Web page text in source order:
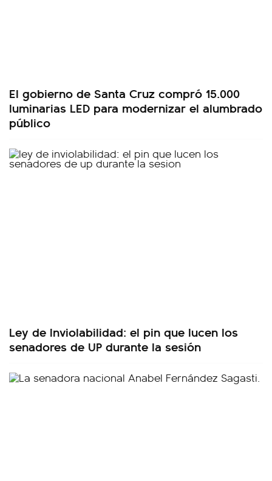
El gobierno de Santa Cruz compró 15.000
luminarias LED para modernizar el alumbrado
público
Ley de Inviolabilidad: el pin que lucen los
senadores de UP durante la sesión